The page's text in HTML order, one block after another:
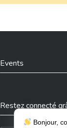
Events
Restez connecté
Bonjour,